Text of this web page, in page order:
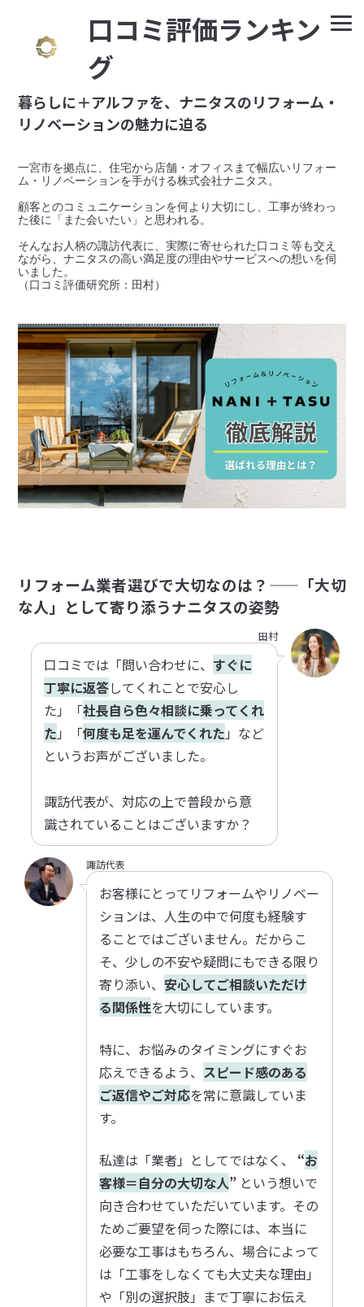
⼝コミ評価ランキン
グ
暮らしに＋アルファを、ナニタスのリフォーム・
リノベーションの魅力に迫る
一宮市を拠点に、住宅から店舗・オフィスまで幅広いリフォー
ム・リノベーションを手がける株式会社ナニタス。
顧客とのコミュニケーションを何より大切にし、工事が終わっ
た後に「また会いたい」と思われる。
そんなお人柄の諏訪代表に、実際に寄せられた口コミ等も交え
ながら、ナニタスの高い満足度の理由やサービスへの想いを伺
いました。
リフォーム業者選びで大切なのは？——「大切
な人」として寄り添うナニタスの姿勢
田村
口コミでは「問い合わせに、 すぐに
丁寧に返答してくれことで安心し
た」「社長自ら色々相談に乗ってくれ
た 」「何度も足を運んでくれた 」など
というお声がございました。
諏訪代表が、対応の上で普段から意
識されていることはございますか？
諏訪代表
お客様にとってリフォームやリノベー
ションは、人生の中で何度も経験す
ることではございません。だからこ
そ、少しの不安や疑問にもできる限り
寄り添い、安心してご相談いただけ
る関係性を大切にしています。
特に、お悩みのタイミングにすぐお
応えできるよう、 スピード感のある
ご返信やご対応を常に意識していま
す。
私達は「業者」としてではなく、 “お
客様＝自分の大切な人” という想いで
向き合わせていただいています。その
ためご要望を伺った際には、本当に
必要な工事はもちろん、場合によって
は「工事をしなくても大丈夫な理由」
や「別の選択肢」まで丁寧にお伝え